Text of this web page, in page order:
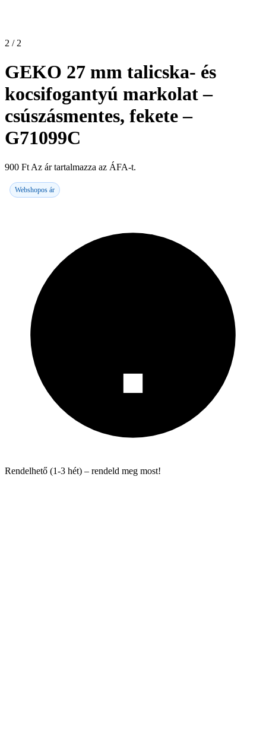
2 / 2
GEKO 27 mm talicska- és
kocsifogantyú markolat –
csúszásmentes, fekete –
G71099C
900 Ft Az ár tartalmazza az ÁFA-t.
Webshopos ár
Rendelhető (1-3 hét) – rendeld meg most!